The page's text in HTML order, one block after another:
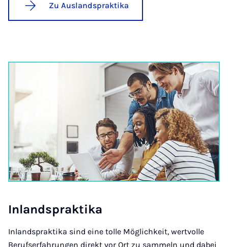
Zu Auslandspraktika
In­land­s­prak­ti­ka
Inlandspraktika sind eine tolle Möglichkeit, wertvolle
Berufserfahrungen direkt vor Ort zu sammeln und dabei